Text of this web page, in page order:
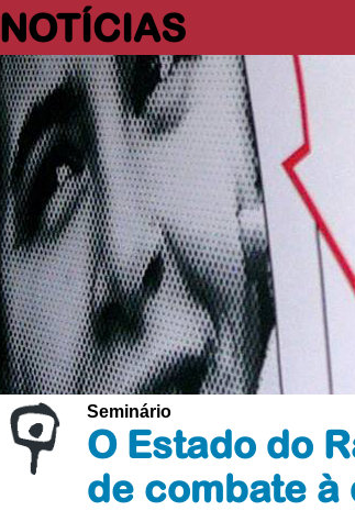
NOTÍCIAS
Seminário
O Estado do
de combate